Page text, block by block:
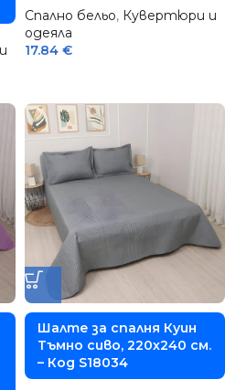
Спално бельо, Кувертюри и
одеяла
17.84 €
Шалте за спалня Куин
Тъмно сиво, 220х240 см.
– Код S18034